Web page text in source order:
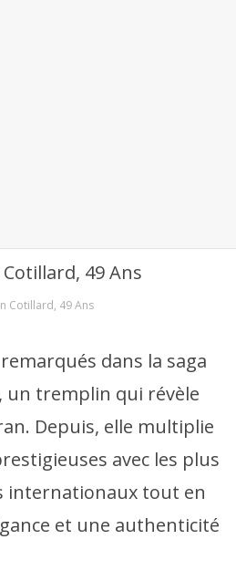
Cotillard, 49 Ans
dans la saga
un tremplin qui révèle
Depuis, elle multiplie
avec les plus
internationaux tout en
et une authenticité